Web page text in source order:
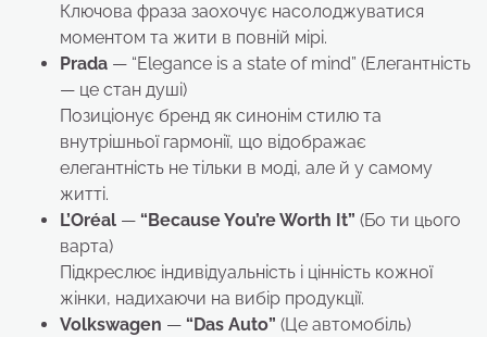
Ключова фраза заохочує насолоджуватися
моментом та жити в повній мірі.
Prada — “Elegance is a state of mind” (Елегантність
— це стан душі)
Позиціонує бренд як синонім стилю та
внутрішньої гармонії, що відображає
елегантність не тільки в моді, але й у самому
житті.
L’Oréal — “Because You’re Worth It” (Бо ти цього
варта)
Підкреслює індивідуальність і цінність кожної
жінки, надихаючи на вибір продукції.
Volkswagen — “Das Auto” (Це автомобіль)